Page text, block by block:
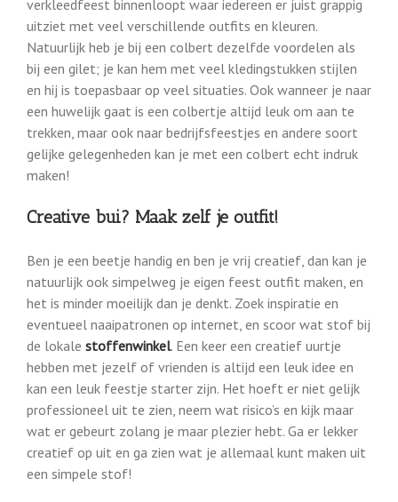
verkleedfeest binnenloopt waar iedereen er juist grappig
uitziet met veel verschillende outfits en kleuren.
Natuurlijk heb je bij een colbert dezelfde voordelen als
bij een gilet; je kan hem met veel kledingstukken stijlen
en hij is toepasbaar op veel situaties. Ook wanneer je naar
een huwelijk gaat is een colbertje altijd leuk om aan te
trekken, maar ook naar bedrijfsfeestjes en andere soort
gelijke gelegenheden kan je met een colbert echt indruk
maken!
Creative bui? Maak zelf je outfit!
Ben je een beetje handig en ben je vrij creatief, dan kan je
natuurlijk ook simpelweg je eigen feest outfit maken, en
het is minder moeilijk dan je denkt. Zoek inspiratie en
eventueel naaipatronen op internet, en scoor wat stof bij
de lokale stoffenwinkel. Een keer een creatief uurtje
hebben met jezelf of vrienden is altijd een leuk idee en
kan een leuk feestje starter zijn. Het hoeft er niet gelijk
professioneel uit te zien, neem wat risico’s en kijk maar
wat er gebeurt zolang je maar plezier hebt. Ga er lekker
creatief op uit en ga zien wat je allemaal kunt maken uit
een simpele stof!